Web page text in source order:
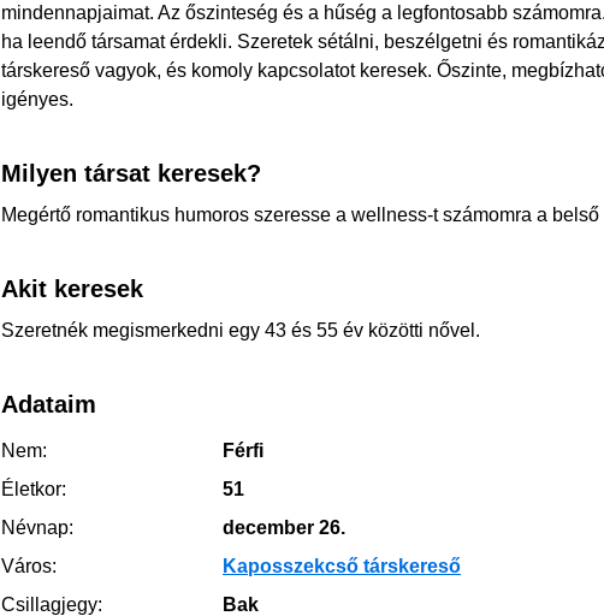
mindennapjaimat. Az őszinteség és a hűség a legfontosabb
ha leendő társamat érdekli. Szeretek sétálni, beszélgetni és
társkereső vagyok, és komoly kapcsolatot keresek. Őszinte,
igényes.
Milyen társat keresek?
Megértő romantikus humoros szeresse a wellness-t számomra a belső
Akit keresek
Szeretnék megismerkedni egy 43 és 55 év közötti nővel.
Adataim
Nem:
Férfi
Életkor:
51
Névnap:
december 26.
Város:
Kaposszekcső társkereső
Csillagjegy:
Bak